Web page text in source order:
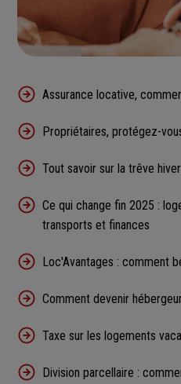
Assurance locative,
Propriétaires, protégez-
Tout savoir sur la trêve
Ce qui change fin 2025 :
transports et finances
Loc'Avantages : comment
Comment devenir
Taxe sur les logements
Division parcellaire :